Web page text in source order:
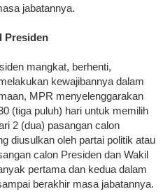
jabatannya.
Presiden
mangkat, berhenti,
kewajibannya dalam
MPR menyelenggarakan
(tiga puluh) hari untuk memilih
2 (dua) pasangan calon
diusulkan oleh partai politik atau
calon Presiden dan Wakil
pertama dan kedua dalam
berakhir masa jabatannya.